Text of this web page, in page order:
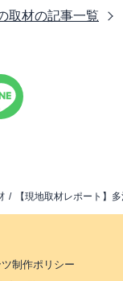
取材の記事一覧
【現地取材レポート】
制作ポリシー